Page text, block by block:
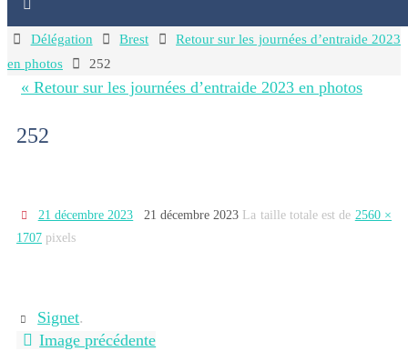
HomeDélégation Brest
Retour sur les journées d’entraide 2023
en photos
252
« Retour sur les journées d’entraide 2023 en photos
252
21 décembre 2023 21 décembre 2023 La taille totale est de 2560 ×
1707 pixels
Signet.
Image précédente